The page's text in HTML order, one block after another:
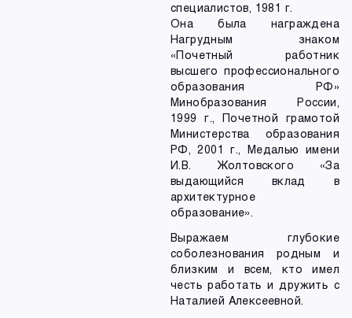
специалистов, 1981 г.
Она была награждена
Нагрудным знаком
«Почетный работник
высшего профессионального
образования РФ»
Минобразования России,
1999 г., Почетной грамотой
Министерства образования
РФ, 2001 г., Медалью имени
И.В. Жолтовского «За
выдающийся вклад в
архитектурное
образование».
Выражаем глубокие
соболезнования родным и
близким и всем, кто имел
честь работать и дружить с
Наталией Алексеевной.